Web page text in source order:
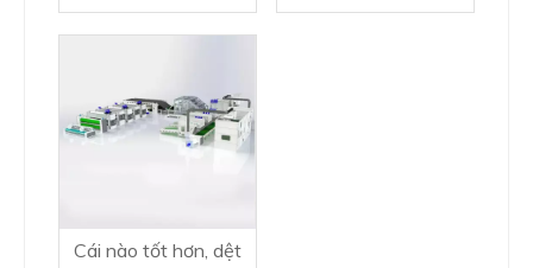
gì?
Cái nào tốt hơn, dệt